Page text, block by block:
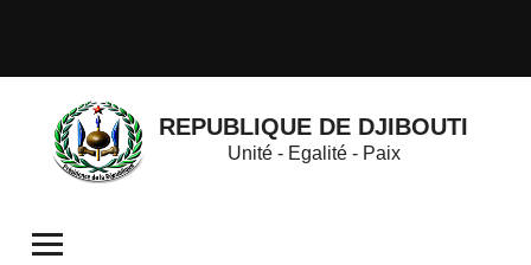
REPUBLIQUE DE DJIBOUTI
Unité - Egalité - Paix